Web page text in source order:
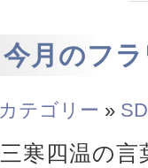
今月のフ
カテゴリー »
三寒四温の